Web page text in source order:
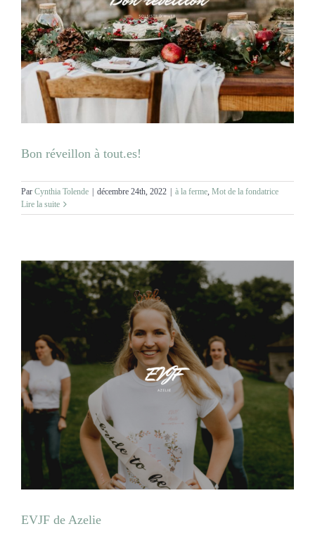
Bon réveillon à tout.es!
Par Cynthia Tolende | décembre 24th, 2022 | à la ferme Mot de la fondatrice
Lire la suite
EVJF de Azelie